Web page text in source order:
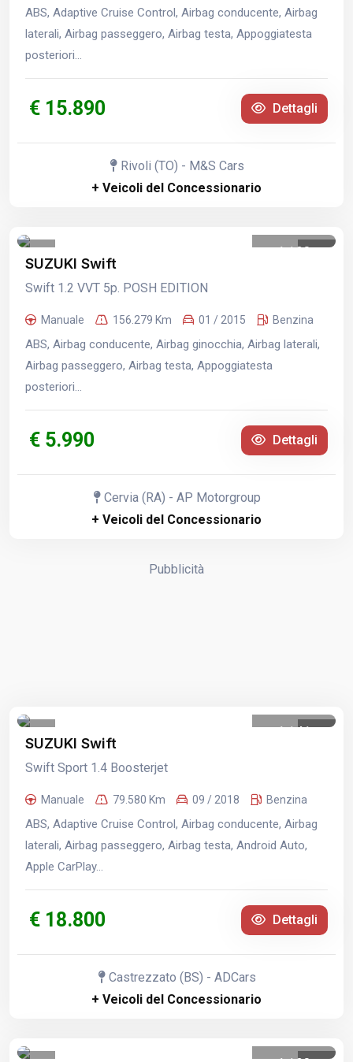
ABS, Adaptive Cruise Control, Airbag conducente, Airbag
laterali, Airbag passeggero, Airbag testa, Appoggiatesta
posteriori...
€ 15.890 Dettagli
Rivoli (TO) - M&S Cars
+ Veicoli del Concessionario
1 /30
SUZUKI Swift
Swift 1.2 VVT 5p. POSH EDITION
Manuale 156.279 Km 01 / 2015 Benzina
ABS, Airbag conducente, Airbag ginocchia, Airbag laterali,
Airbag passeggero, Airbag testa, Appoggiatesta
posteriori...
€ 5.990 Dettagli
Cervia (RA) - AP Motorgroup
+ Veicoli del Concessionario
Pubblicità
1 /41
SUZUKI Swift
Swift Sport 1.4 Boosterjet
Manuale 79.580 Km 09 / 2018 Benzina
ABS, Adaptive Cruise Control, Airbag conducente, Airbag
laterali, Airbag passeggero, Airbag testa, Android Auto,
Apple CarPlay...
€ 18.800 Dettagli
Castrezzato (BS) - ADCars
+ Veicoli del Concessionario